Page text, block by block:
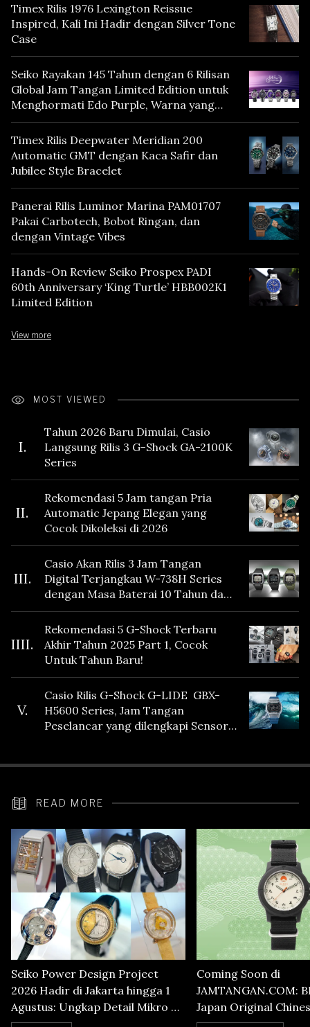
Timex Rilis 1976 Lexington Reissue
Inspired, Kali Ini Hadir dengan Silver Tone
Case
Seiko Rayakan 145 Tahun dengan 6 Rilisan
Global Jam Tangan Limited Edition untuk
Menghormati Edo Purple, Warna yang
Mencerminkan Warisan Tokyo
Timex Rilis Deepwater Meridian 200
Automatic GMT dengan Kaca Safir dan
Jubilee Style Bracelet
Panerai Rilis Luminor Marina PAM01707
Pakai Carbotech, Bobot Ringan, dan
dengan Vintage Vibes
Hands-On Review Seiko Prospex PADI
60th Anniversary ‘King Turtle’ HBB002K1
Limited Edition
View more
MOST VIEWED
I.
Tahun 2026 Baru Dimulai, Casio
Langsung Rilis 3 G-Shock GA-2100K
Series
II.
Rekomendasi 5 Jam tangan Pria
Automatic Jepang Elegan yang
Cocok Dikoleksi di 2026
III.
Casio Akan Rilis 3 Jam Tangan
Digital Terjangkau W-738H Series
dengan Masa Baterai 10 Tahun dan
Fitur Vibration
IIII.
Rekomendasi 5 G-Shock Terbaru
Akhir Tahun 2025 Part 1, Cocok
Untuk Tahun Baru!
V.
Casio Rilis G-Shock G-LIDE GBX-
H5600 Series, Jam Tangan
Peselancar yang dilengkapi Sensor
READ MORE
Seiko Power Design Project
2026 Hadir di Jakarta hingga 1
Agustus: Ungkap Detail Mikro di
Balik Seni Watchmaking
Coming Soon di
JAMTANGAN.COM:
Japan Original
Numerals Watch